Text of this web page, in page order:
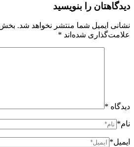
دیدگاهتان را بنویسید
نشانی ایمیل شما منتشر نخواهد شد.
علامت‌گذاری شده‌اند *
دیدگاه *
نام*
ایمیل*